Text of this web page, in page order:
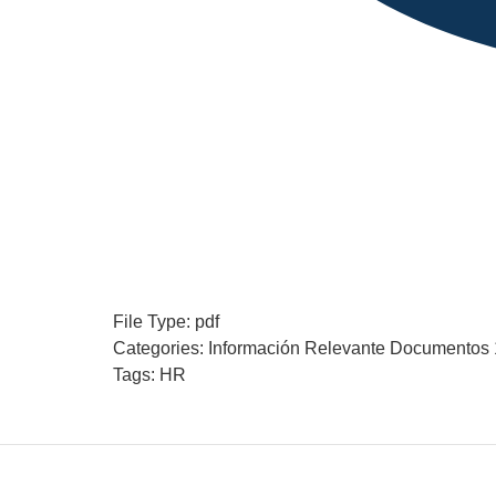
File Type: pdf
Categories: Información Relevante Documentos
Tags: HR